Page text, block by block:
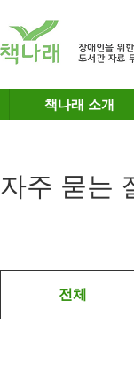
책나래 소개
자주 묻는
전체